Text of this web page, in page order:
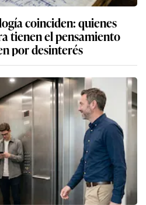
coinciden: quienes
tienen el pensamiento
por desinterés